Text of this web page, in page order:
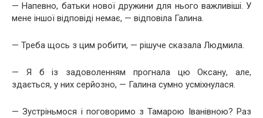
— Напевно, батьки нової дружини для нього важливіші. У
мене іншої відповіді немає, — відповіла Галина.
— Треба щось з цим робити, — рішуче сказала Людмила.
— Я б із задоволенням прогнала цю Оксану, але,
здається, у них серйозно, — Галина сумно усміхнулася.
— Зустріньмося і поговоримо з Тамарою Іванівною? Раз